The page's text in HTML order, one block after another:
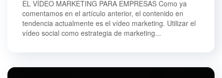
EL VÍDEO MARKETING PARA EMPRESAS Como ya
comentamos en el artículo anterior, el contenido en
tendencia actualmente es el vídeo marketing. Utilizar el
vídeo social como estrategia de marketing...